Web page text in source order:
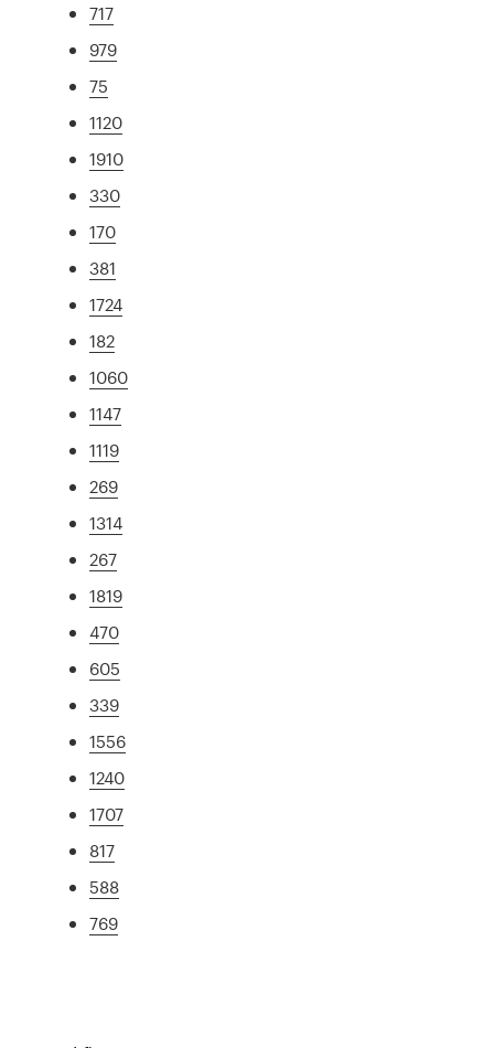
717
979
75
1120
1910
330
170
381
1724
182
1060
1147
1119
269
1314
267
1819
470
605
339
1556
1240
1707
817
588
769